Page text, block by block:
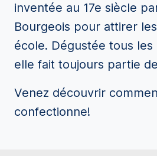
inventée au 17e siècle
Bourgeois pour attirer
école. Dégustée tous
elle fait toujours partie
Venez découvrir
confectionne!